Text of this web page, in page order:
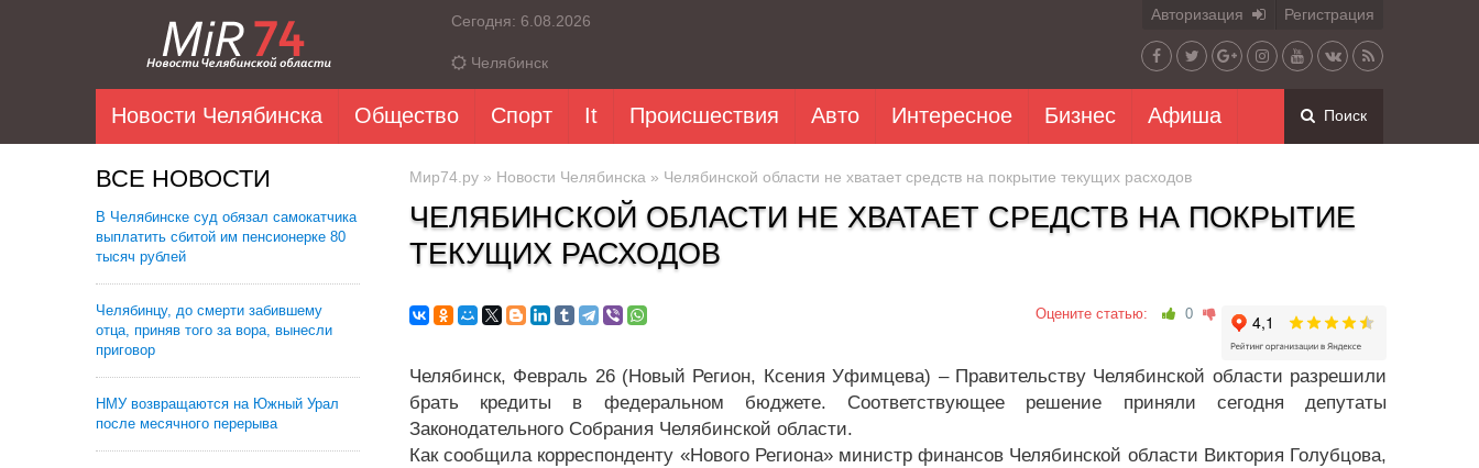
Сегодня: 6.08.2026
Челябинск
Авторизация Регистрация
Новости Челябинска Общество Спорт It Происшествия Авто Интересное Бизнес Афиша Поиск
ВСЕ НОВОСТИ
В Челябинске суд обязал самокатчика
выплатить сбитой им пенсионерке 80
тысяч рублей
Челябинцу, до смерти забившему
отца, приняв того за вора, вынесли
приговор
НМУ возвращаются на Южный Урал
после месячного перерыва
Мир74.ру » Новости Челябинска » Челябинской области не хватает средств на покрытие текущих расходов
ЧЕЛЯБИНСКОЙ ОБЛАСТИ НЕ ХВАТАЕТ СРЕДСТВ НА ПОКРЫТИЕ
ТЕКУЩИХ РАСХОДОВ
Оцените статью: 0
Челябинск, Февраль 26 (Новый Регион, Ксения Уфимцева) – Правительству Челябинской области разрешили
брать кредиты в федеральном бюджете. Соответствующее решение приняли сегодня депутаты
Законодательного Собрания Челябинской области.
Как сообщила корреспонденту «Нового Региона» министр финансов Челябинской области Виктория Голубцова,